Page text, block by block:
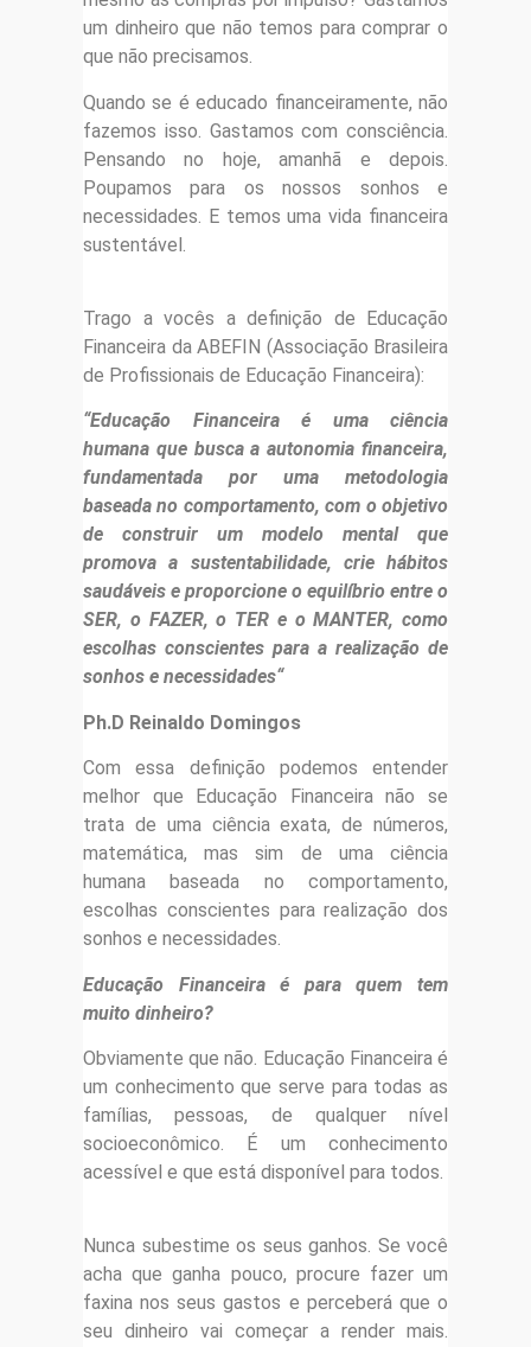
um dinheiro que não temos para comprar o
que não precisamos.
Quando se é educado financeiramente, não
fazemos isso. Gastamos com consciência.
Pensando no hoje, amanhã e depois.
Poupamos para os nossos sonhos e
necessidades. E temos uma vida financeira
sustentável.
Trago a vocês a definição de Educação
Financeira da ABEFIN (Associação Brasileira
de Profissionais de Educação Financeira):
“Educação Financeira é uma ciência
humana que busca a autonomia financeira,
fundamentada por uma metodologia
baseada no comportamento, com o objetivo
de construir um modelo mental que
promova a sustentabilidade, crie hábitos
saudáveis e proporcione o equilíbrio entre o
SER, o FAZER, o TER e o MANTER, como
escolhas conscientes para a realização de
sonhos e necessidades“
Ph.D Reinaldo Domingos
Com essa definição podemos entender
melhor que Educação Financeira não se
trata de uma ciência exata, de números,
matemática, mas sim de uma ciência
humana baseada no comportamento,
escolhas conscientes para realização dos
sonhos e necessidades.
Educação Financeira é para quem tem
muito dinheiro?
Obviamente que não. Educação Financeira é
um conhecimento que serve para todas as
famílias, pessoas, de qualquer nível
socioeconômico. É um conhecimento
acessível e que está disponível para todos.
Nunca subestime os seus ganhos. Se você
acha que ganha pouco, procure fazer um
faxina nos seus gastos e perceberá que o
seu dinheiro vai começar a render mais.